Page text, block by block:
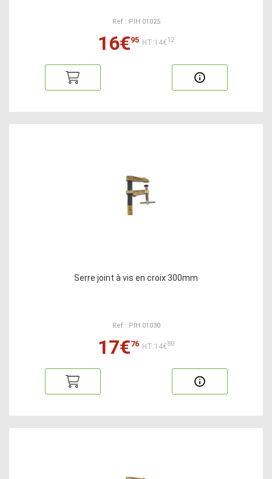
Ref : PIH 01025
16€95 HT:14€12
Serre joint à vis en croix 300mm
Ref : PIH 01030
17€76 HT:14€80